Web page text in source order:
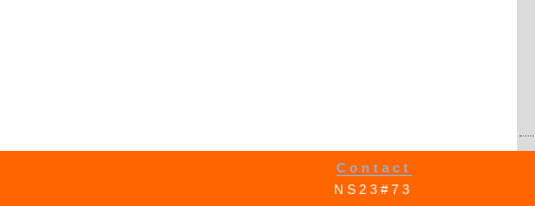
Contact
NS23#73